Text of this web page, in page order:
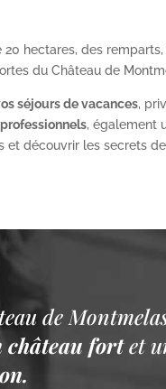
hectares, des remparts,
du Château de
séjours de vacances,
, également
et découvrir les secrets
de
château fort et